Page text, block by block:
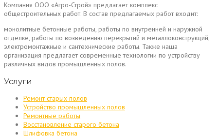
Компания ООО «Агро-Строй» предлагает комплекс
общестроительных работ. В состав предлагаемых работ входит:
монолитные бетонные работы, работы по внутренней и наружной
отделке, работы по возведению перекрытий и металлоконструкций,
электромонтажные и сантехнические работы. Также наша
организация предлагает современные технологии по устройству
различных видов промышленных полов.
Услуги
Ремонт старых полов
Устройство промышленных полов
Ремонтные работы
Восстановление старого бетона
Шлифовка бетона